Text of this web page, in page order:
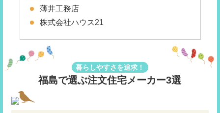
薄井工務店
株式会社ハウス21
暮らしやすさを追求！
福島で選ぶ注文住宅メーカー3選